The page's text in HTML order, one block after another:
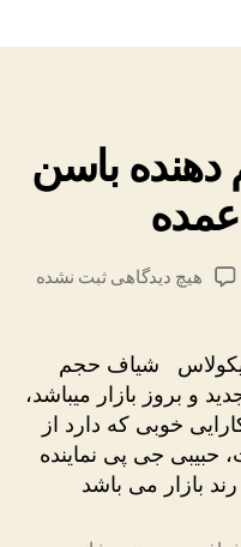
باسن
هیچ دیدگاهیبرای
دهنده
باسن
نیکولاس
عمده
ثبت نشده
شیاف حجم
و بروز بازار میباشد،
خوبی که دارد از
حبیبی جی پی نماینده
بازار می باشد